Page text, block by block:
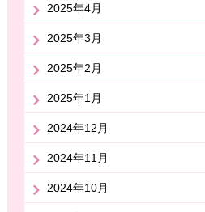
2025年4月
2025年3月
2025年2月
2025年1月
2024年12月
2024年11月
2024年10月